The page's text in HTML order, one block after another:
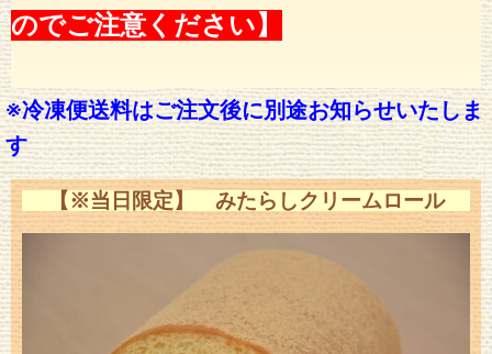
のでご注意ください】
※冷凍便送料はご注文後に別途お知らせいたしま
す
【※当日限定】 みたらしクリームロール